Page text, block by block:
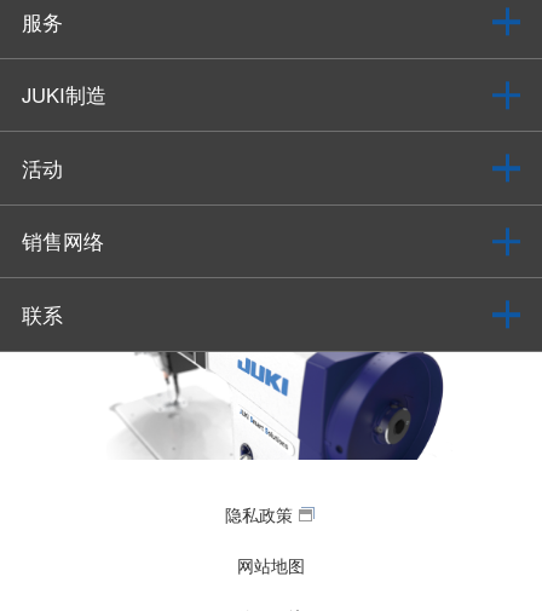
服务
JUKI制造
活动
销售网络
联系
隐私政策
网站地图